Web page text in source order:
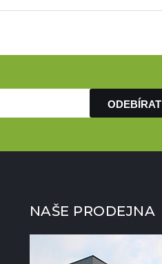
ODEBÍRAT
NAŠE PRODEJNA